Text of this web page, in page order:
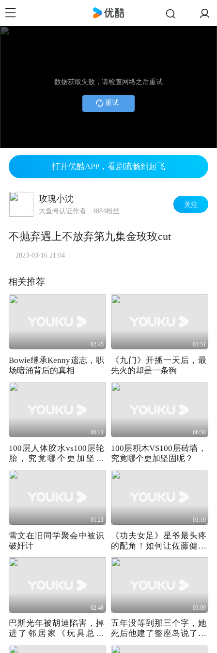
数据获取失败，请检查网络之后重试
重试
打开优酷APP，看剧流畅到起飞
玫瑰小沈
大鱼号认证作者 ·4884粉丝
关注
不抛弃遇上不放弃第九集金玫玫cut
2023-03-16 21:04
相关推荐
02:45
Bowie继承Kenny遗志，职
场暗涌背后的真相
03:51
《九门》开播一天后，最
先火的却是一条狗
06:21
100层人体胶水vs100层轮
胎，究竟哪个更加坚固
呢？
06:58
100层积木VS100层砖墙，
究竟哪个更加坚固呢？
01:21
雪文在旧同学聚会中被识
破奸计
01:10
《功夫女足》星爷最头疼
的配角！如何让佐藤健的
脸变得滑稽搞笑？
02:48
巴斯光年被胡迪陷害，掉
进了邻居家《玩具总动
员》
03:09
五年没等到那三个字，她
死后他建了整座岛说了出
来《去你的岛》